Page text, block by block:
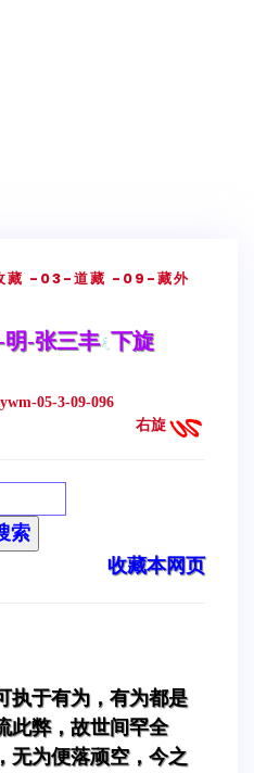
-03-道藏 -09-藏外
明-张三丰 下旋
05-3-09-096
右旋
索
收藏本网页
执于有为，有为都是
此弊，故世间罕全
无为便落顽空，今之